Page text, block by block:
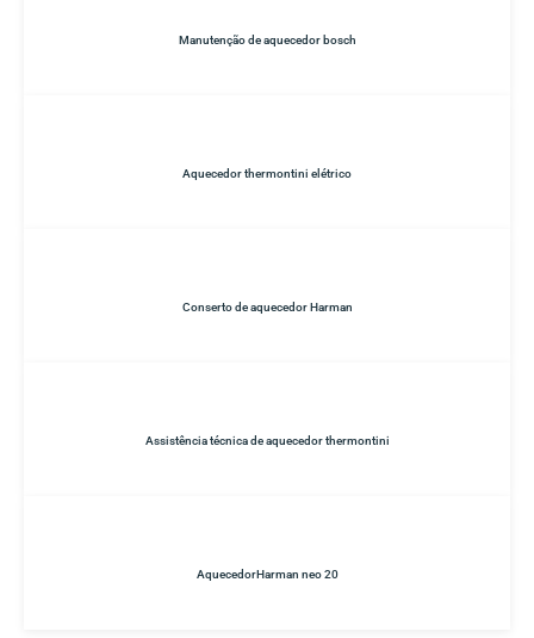
Manutenção de aquecedor bosch
Aquecedor thermontini elétrico
Conserto de aquecedor Harman
Assistência técnica de aquecedor thermontini
AquecedorHarman neo 20